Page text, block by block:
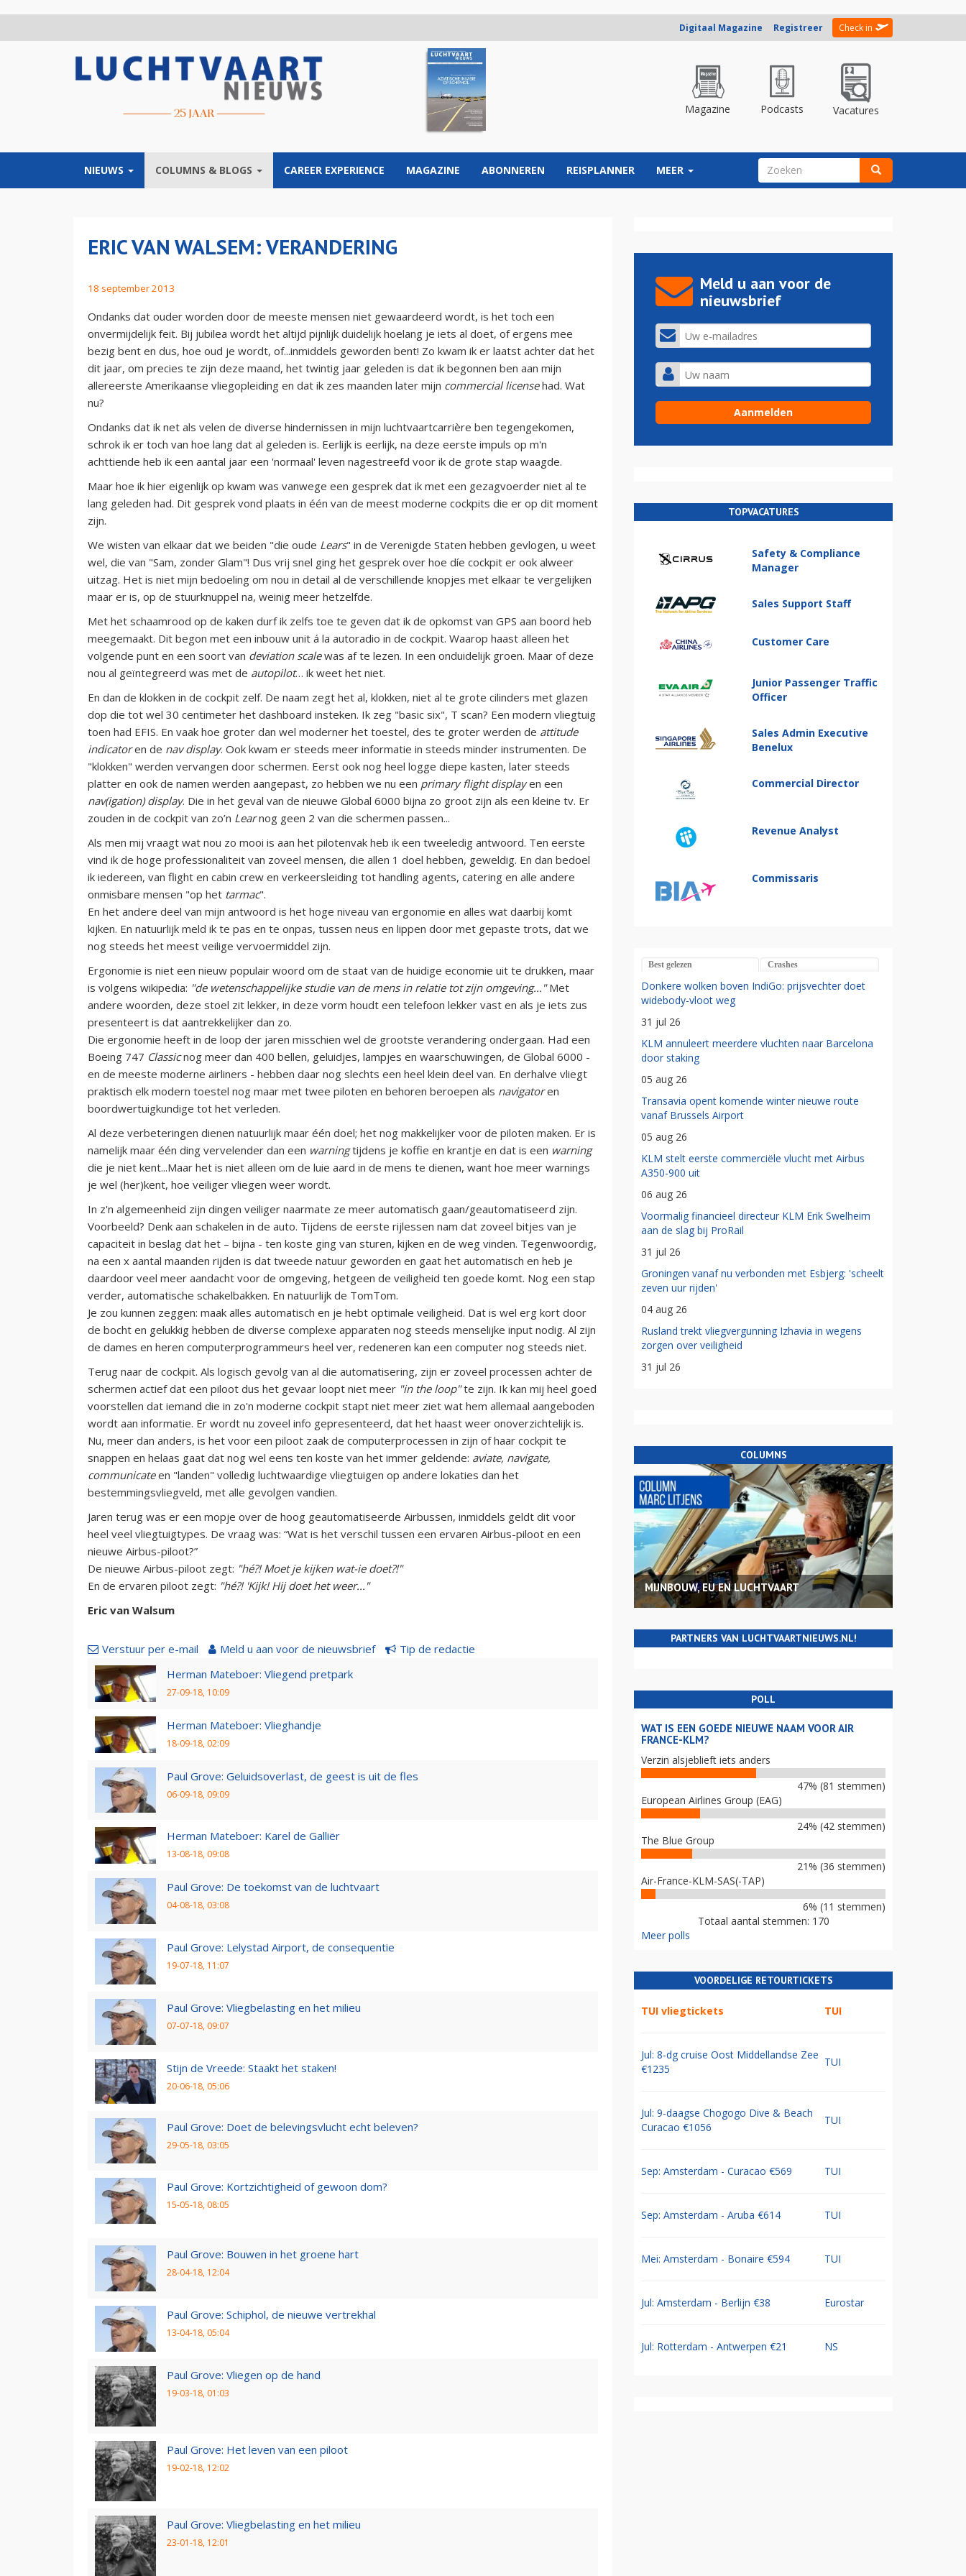
Digitaal Magazine Registreer Check in
Magazine Podcasts Vacatures
NIEUWS COLUMNS & BLOGS CAREER EXPERIENCE MAGAZINE ABONNEREN REISPLANNER MEER ZOEKVELD
ERIC VAN WALSEM: VERANDERING
18 september 2013
Ondanks dat ouder worden door de meeste mensen niet gewaardeerd wordt, is het toch een
onvermijdelijk feit. Bij jubilea wordt het altijd pijnlijk duidelijk hoelang je iets al doet, of ergens mee
bezig bent en dus, hoe oud je wordt, of...inmiddels geworden bent! Zo kwam ik er laatst achter dat het
dit jaar, om precies te zijn deze maand, het twintig jaar geleden is dat ik begonnen ben aan mijn
allereerste Amerikaanse vliegopleiding en dat ik zes maanden later mijn commercial licensehad. Wat
nu?
Ondanks dat ik net als velen de diverse hindernissen in mijn luchtvaartcarrière ben tegengekomen,
schrok ik er toch van hoe lang dat al geleden is. Eerlijk is eerlijk, na deze eerste impuls op m'n
achttiende heb ik een aantal jaar een 'normaal' leven nagestreefd voor ik de grote stap waagde.
Maar hoe ik hier eigenlijk op kwam was vanwege een gesprek dat ik met een gezagvoerder niet al te
lang geleden had. Dit gesprek vond plaats in één van de meest moderne cockpits die er op dit moment
zijn.
We wisten van elkaar dat we beiden "die oude Lears" in de Verenigde Staten hebben gevlogen, u weet
wel, die van "Sam, zonder Glam"! Dus vrij snel ging het gesprek over hoe díe cockpit er ook alweer
uitzag. Het is niet mijn bedoeling om nou in detail al de verschillende knopjes met elkaar te vergelijken
maar er is, op de stuurknuppel na, weinig meer hetzelfde.
Met het schaamrood op de kaken durf ik zelfs toe te geven dat ik de opkomst van GPS aan boord heb
meegemaakt. Dit begon met een inbouw unit á la autoradio in de cockpit. Waarop haast alleen het
volgende punt en een soort van deviation scalewas af te lezen. In een onduidelijk groen. Maar of deze
nou al geïntegreerd was met de autopilot… ik weet het niet.
En dan de klokken in de cockpit zelf. De naam zegt het al, klokken, niet al te grote cilinders met glazen
dop die tot wel 30 centimeter het dashboard insteken. Ik zeg "basic six", T scan? Een modern vliegtuig
toen had EFIS. En vaak hoe groter dan wel moderner het toestel, des te groter werden de attitude
indicatoren de nav display. Ook kwam er steeds meer informatie in steeds minder instrumenten. De
"klokken" werden vervangen door schermen. Eerst ook nog heel logge diepe kasten, later steeds
platter en ook de namen werden aangepast, zo hebben we nu een primary flight displayen een
nav(igation) display. Die in het geval van de nieuwe Global 6000 bijna zo groot zijn als een kleine tv. Er
zouden in de cockpit van zo’n Learnog geen 2 van die schermen passen...
Als men mij vraagt wat nou zo mooi is aan het pilotenvak heb ik een tweeledig antwoord. Ten eerste
vind ik de hoge professionaliteit van zoveel mensen, die allen 1 doel hebben, geweldig. En dan bedoel
ik iedereen, van flight en cabin crew en verkeersleiding tot handling agents, catering en alle andere
onmisbare mensen "op het tarmac".
En het andere deel van mijn antwoord is het hoge niveau van ergonomie en alles wat daarbij komt
kijken. En natuurlijk meld ik te pas en te onpas, tussen neus en lippen door met gepaste trots, dat we
nog steeds het meest veilige vervoermiddel zijn.
Ergonomie is niet een nieuw populair woord om de staat van de huidige economie uit te drukken, maar
is volgens wikipedia: "de wetenschappelijke studie van de mens in relatie tot zijn omgeving..."Met
andere woorden, deze stoel zit lekker, in deze vorm houdt een telefoon lekker vast en als je iets zus
presenteert is dat aantrekkelijker dan zo.
Die ergonomie heeft in de loop der jaren misschien wel de grootste verandering ondergaan. Had een
Boeing 747 Classicnog meer dan 400 bellen, geluidjes, lampjes en waarschuwingen, de Global 6000 -
en de meeste moderne airliners - hebben daar nog slechts een heel klein deel van. En derhalve vliegt
praktisch elk modern toestel nog maar met twee piloten en behoren beroepen als navigatoren
boordwertuigkundige tot het verleden.
Al deze verbeteringen dienen natuurlijk maar één doel; het nog makkelijker voor de piloten maken. Er is
namelijk maar één ding vervelender dan een warningtijdens je koffie en krantje en dat is een warning
die je niet kent...Maar het is niet alleen om de luie aard in de mens te dienen, want hoe meer warnings
je wel (her)kent, hoe veiliger vliegen weer wordt.
In z'n algemeenheid zijn dingen veiliger naarmate ze meer automatisch gaan/geautomatiseerd zijn.
Voorbeeld? Denk aan schakelen in de auto. Tijdens de eerste rijlessen nam dat zoveel bitjes van je
capaciteit in beslag dat het – bijna - ten koste ging van sturen, kijken en de weg vinden. Tegenwoordig,
na een x aantal maanden rijden is dat tweede natuur geworden en gaat het automatisch en heb je
daardoor veel meer aandacht voor de omgeving, hetgeen de veiligheid ten goede komt. Nog een stap
verder, automatische schakelbakken. En natuurlijk de TomTom.
Je zou kunnen zeggen: maak alles automatisch en je hebt optimale veiligheid. Dat is wel erg kort door
de bocht en gelukkig hebben de diverse complexe apparaten nog steeds menselijke input nodig. Al zijn
de dames en heren computerprogrammeurs heel ver, redeneren kan een computer nog steeds niet.
Terug naar de cockpit. Als logisch gevolg van al die automatisering, zijn er zoveel processen achter de
schermen actief dat een piloot dus het gevaar loopt niet meer "in the loop"te zijn. Ik kan mij heel goed
voorstellen dat iemand die in zo'n moderne cockpit stapt niet meer ziet wat hem allemaal aangeboden
wordt aan informatie. Er wordt nu zoveel info gepresenteerd, dat het haast weer onoverzichtelijk is.
Nu, meer dan anders, is het voor een piloot zaak de computerprocessen in zijn of haar cockpit te
snappen en helaas gaat dat nog wel eens ten koste van het immer geldende: aviate, navigate,
communicateen "landen" volledig luchtwaardige vliegtuigen op andere lokaties dan het
bestemmingsvliegveld, met alle gevolgen vandien.
Jaren terug was er een mopje over de hoog geautomatiseerde Airbussen, inmiddels geldt dit voor
heel veel vliegtuigtypes. De vraag was: “Wat is het verschil tussen een ervaren Airbus-piloot en een
nieuwe Airbus-piloot?”
De nieuwe Airbus-piloot zegt: "hé?! Moet je kijken wat-ie doet?!"
En de ervaren piloot zegt: "hé?! 'Kijk! Hij doet het weer..."
Eric van Walsum
Verstuur per e-mail Meld u aan voor de nieuwsbrief
Tip de redactie
Herman Mateboer: Vliegend pretpark
27-09-18, 10:09
Herman Mateboer: Vlieghandje
18-09-18, 02:09
Paul Grove: Geluidsoverlast, de geest is uit de fles
06-09-18, 09:09
Herman Mateboer: Karel de Galliër
13-08-18, 09:08
Paul Grove: De toekomst van de luchtvaart
04-08-18, 03:08
Paul Grove: Lelystad Airport, de consequentie
19-07-18, 11:07
Paul Grove: Vliegbelasting en het milieu
07-07-18, 09:07
Stijn de Vreede: Staakt het staken!
20-06-18, 05:06
Paul Grove: Doet de belevingsvlucht echt beleven?
29-05-18, 03:05
Paul Grove: Kortzichtigheid of gewoon dom?
15-05-18, 08:05
Paul Grove: Bouwen in het groene hart
28-04-18, 12:04
Paul Grove: Schiphol, de nieuwe vertrekhal
13-04-18, 05:04
Paul Grove: Vliegen op de hand
19-03-18, 01:03
Paul Grove: Het leven van een piloot
19-02-18, 12:02
Paul Grove: Vliegbelasting en het milieu
23-01-18, 12:01
Meld u aan voor de
nieuwsbrief
TOPVACATURES
Safety & Compliance
Manager
Sales Support Staff
Customer Care
Junior Passenger Traffic
Officer
Sales Admin Executive
Benelux
Commercial Director
Revenue Analyst
Commissaris
Best gelezen Crashes
Donkere wolken boven IndiGo: prijsvechter doet
widebody-vloot weg
31 jul 26
KLM annuleert meerdere vluchten naar Barcelona
door staking
05 aug 26
Transavia opent komende winter nieuwe route
vanaf Brussels Airport
05 aug 26
KLM stelt eerste commerciële vlucht met Airbus
A350-900 uit
06 aug 26
Voormalig financieel directeur KLM Erik Swelheim
aan de slag bij ProRail
31 jul 26
Groningen vanaf nu verbonden met Esbjerg: 'scheelt
zeven uur rijden'
04 aug 26
Rusland trekt vliegvergunning Izhavia in wegens
zorgen over veiligheid
31 jul 26
COLUMNS
MIJNBOUW, EU EN LUCHTVAART
PARTNERS VAN LUCHTVAARTNIEUWS.NL!
POLL
WAT IS EEN GOEDE NIEUWE NAAM VOOR AIR
FRANCE-KLM?
Verzin alsjeblieft iets anders
47% (81 stemmen)
European Airlines Group (EAG)
24% (42 stemmen)
The Blue Group
21% (36 stemmen)
Air-France-KLM-SAS(-TAP)
6% (11 stemmen)
Totaal aantal stemmen: 170
Meer polls
VOORDELIGE RETOURTICKETS
TUI vliegtickets TUI
Jul: 8-dg cruise Oost Middellandse Zee
€1235
TUI
Jul: 9-daagse Chogogo Dive & Beach
Curacao €1056
TUI
Sep: Amsterdam - Curacao €569 TUI
Sep: Amsterdam - Aruba €614 TUI
Mei: Amsterdam - Bonaire €594 TUI
Jul: Amsterdam - Berlijn €38 Eurostar
Jul: Rotterdam - Antwerpen €21 NS